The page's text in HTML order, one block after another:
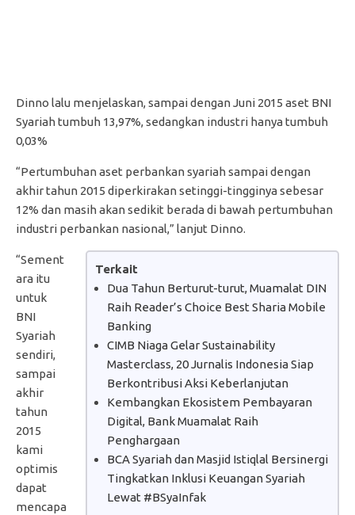
Dinno lalu menjelaskan, sampai dengan Juni 2015 aset BNI
Syariah tumbuh 13,97%, sedangkan industri hanya tumbuh
0,03%
“Pertumbuhan aset perbankan syariah sampai dengan
akhir tahun 2015 diperkirakan setinggi-tingginya sebesar
12% dan masih akan sedikit berada di bawah pertumbuhan
industri perbankan nasional,” lanjut Dinno.
Terkait
Dua Tahun Berturut-turut, Muamalat DIN
Raih Reader’s Choice Best Sharia Mobile
Banking
CIMB Niaga Gelar Sustainability
Masterclass, 20 Jurnalis Indonesia Siap
Berkontribusi Aksi Keberlanjutan
Kembangkan Ekosistem Pembayaran
Digital, Bank Muamalat Raih
Penghargaan
BCA Syariah dan Masjid Istiqlal Bersinergi
Tingkatkan Inklusi Keuangan Syariah
Lewat #BSyaInfak
“Sement
ara itu
untuk
BNI
Syariah
sendiri,
sampai
akhir
tahun
2015
kami
optimis
dapat
mencapa